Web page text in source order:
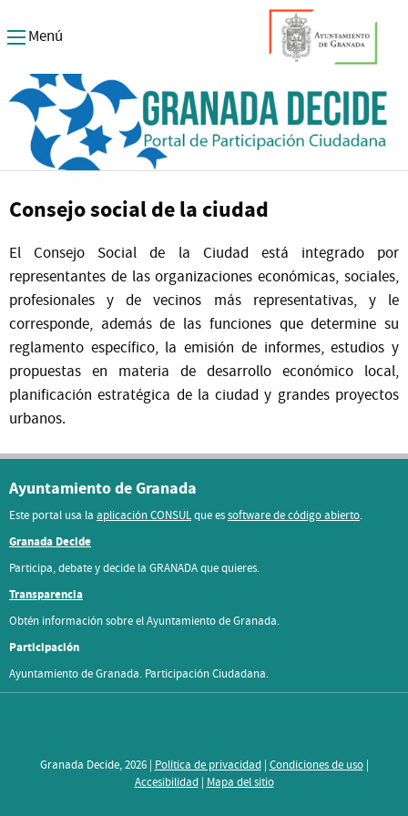
Granada Decide
Menú
Consejo social de la ciudad
El Consejo Social de la Ciudad está integrado por
representantes de las organizaciones económicas, sociales,
profesionales y de vecinos más representativas, y le
corresponde, además de las funciones que determine su
reglamento específico, la emisión de informes, estudios y
propuestas en materia de desarrollo económico local,
planificación estratégica de la ciudad y grandes proyectos
urbanos.
Ayuntamiento de Granada
Este portal usa la aplicación CONSULque essoftware de código abierto.
Granada Decide
Participa, debate y decide la GRANADA que quieres.
Transparencia
Obtén información sobre el Ayuntamiento de Granada.
Participación
Ayuntamiento de Granada. Participación Ciudadana.
Granada Decide, 2026 | Política de privacidad| Condiciones de uso|
Accesibilidad| Mapa del sitio